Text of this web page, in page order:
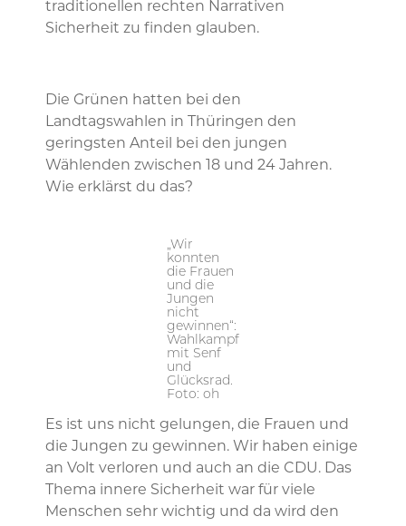
traditionellen rechten Narrativen
Sicherheit zu finden glauben.
Die Grünen hatten bei den
Landtagswahlen in Thüringen den
geringsten Anteil bei den jungen
Wählenden zwischen 18 und 24 Jahren.
Wie erklärst du das?
„Wir
konnten
die Frauen
und die
Jungen
nicht
gewinnen“:
Wahlkampf
mit Senf
und
Glücksrad.
Foto: oh
Es ist uns nicht gelungen, die Frauen und
die Jungen zu gewinnen. Wir haben einige
an Volt verloren und auch an die CDU. Das
Thema innere Sicherheit war für viele
Menschen sehr wichtig und da wird den